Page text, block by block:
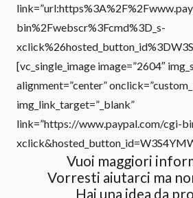
bin%2Fwebscr%3Fcmd%3D_s-
[vc_single_image image=”2604″
alignment=”center”
img_link_target=”_blank”
link=”https://www.paypal.com/cgi-
Vuoi maggiori
Vorresti aiutarci ma
Hai una idea da